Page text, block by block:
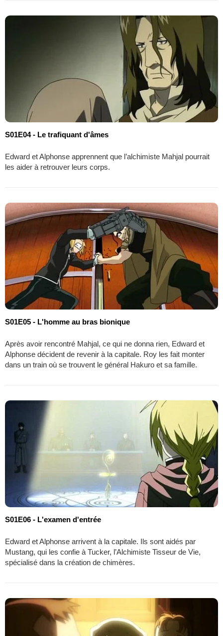
S01E04 - Le trafiquant d'âmes
Edward et Alphonse apprennent que l’alchimiste Mahjal pourrait
les aider à retrouver leurs corps.
S01E05 - L'homme au bras bionique
Après avoir rencontré Mahjal, ce qui ne donna rien, Edward et
Alphonse décident de revenir à la capitale. Roy les fait monter
dans un train où se trouvent le général Hakuro et sa famille.
S01E06 - L'examen d'entrée
Edward et Alphonse arrivent à la capitale. Ils sont aidés par
Mustang, qui les confie à Tucker, l’Alchimiste Tisseur de Vie,
spécialisé dans la création de chimères.